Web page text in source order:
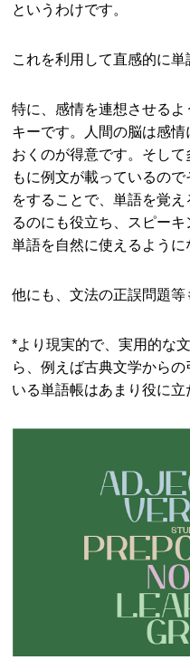
というわけです。
これを利用して直感的に単
特に、感情を連想させる
キーです。人間の脳は感
おくのが得意です。そし
もに例文が載っているの
をすることで、単語を覚
るのにも役立ち、スピー
単語を自然に使えるように
他にも、文法の正誤問題等
*より現実的で、実用的な
ら、例えば古典文学から
いる単語帳はあまり役に立